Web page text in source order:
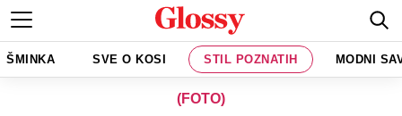
ŠMINKA SVE O KOSI STIL POZNATIH MODNI
(FOTO)